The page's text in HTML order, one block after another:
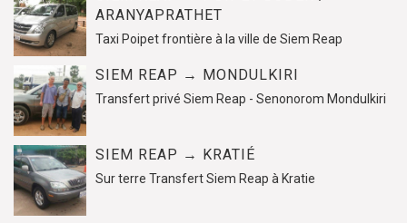
ARANYAPRATHET
Taxi Poipet frontière à la ville de Siem Reap
SIEM REAP → MONDULKIRI
Transfert privé Siem Reap - Senonorom Mondulkiri
SIEM REAP → KRATIÉ
Sur terre Transfert Siem Reap à Kratie